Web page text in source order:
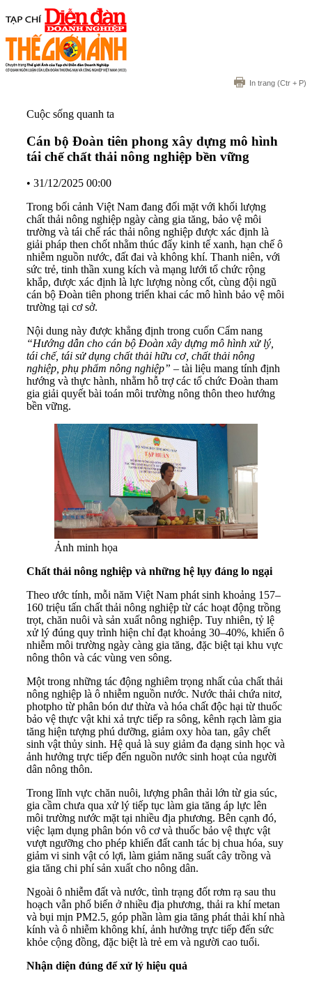
In trang (Ctr + P)
Cuộc sống quanh ta
Cán bộ Đoàn tiên phong xây dựng mô hình
tái chế chất thải nông nghiệp bền vững
• 31/12/2025 00:00
Trong bối cảnh Việt Nam đang đối mặt với khối lượng
chất thải nông nghiệp ngày càng gia tăng, bảo vệ môi
trường và tái chế rác thải nông nghiệp được xác định là
giải pháp then chốt nhằm thúc đẩy kinh tế xanh, hạn chế ô
nhiễm nguồn nước, đất đai và không khí. Thanh niên, với
sức trẻ, tinh thần xung kích và mạng lưới tổ chức rộng
khắp, được xác định là lực lượng nòng cốt, cùng đội ngũ
cán bộ Đoàn tiên phong triển khai các mô hình bảo vệ môi
trường tại cơ sở.
Nội dung này được khẳng định trong cuốn Cẩm nang
“Hướng dẫn cho cán bộ Đoàn xây dựng mô hình xử lý,
tái chế, tái sử dụng chất thải hữu cơ, chất thải nông
nghiệp, phụ phẩm nông nghiệp” – tài liệu mang tính định
hướng và thực hành, nhằm hỗ trợ các tổ chức Đoàn tham
gia giải quyết bài toán môi trường nông thôn theo hướng
bền vững.
Ảnh minh họa
Chất thải nông nghiệp và những hệ lụy đáng lo ngại
Theo ước tính, mỗi năm Việt Nam phát sinh khoảng 157–
160 triệu tấn chất thải nông nghiệp từ các hoạt động trồng
trọt, chăn nuôi và sản xuất nông nghiệp. Tuy nhiên, tỷ lệ
xử lý đúng quy trình hiện chỉ đạt khoảng 30–40%, khiến ô
nhiễm môi trường ngày càng gia tăng, đặc biệt tại khu vực
nông thôn và các vùng ven sông.
Một trong những tác động nghiêm trọng nhất của chất thải
nông nghiệp là ô nhiễm nguồn nước. Nước thải chứa nitơ,
photpho từ phân bón dư thừa và hóa chất độc hại từ thuốc
bảo vệ thực vật khi xả trực tiếp ra sông, kênh rạch làm gia
tăng hiện tượng phú dưỡng, giảm oxy hòa tan, gây chết
sinh vật thủy sinh. Hệ quả là suy giảm đa dạng sinh học và
ảnh hưởng trực tiếp đến nguồn nước sinh hoạt của người
dân nông thôn.
Trong lĩnh vực chăn nuôi, lượng phân thải lớn từ gia súc,
gia cầm chưa qua xử lý tiếp tục làm gia tăng áp lực lên
môi trường nước mặt tại nhiều địa phương. Bên cạnh đó,
việc lạm dụng phân bón vô cơ và thuốc bảo vệ thực vật
vượt ngưỡng cho phép khiến đất canh tác bị chua hóa, suy
giảm vi sinh vật có lợi, làm giảm năng suất cây trồng và
gia tăng chi phí sản xuất cho nông dân.
Ngoài ô nhiễm đất và nước, tình trạng đốt rơm rạ sau thu
hoạch vẫn phổ biến ở nhiều địa phương, thải ra khí metan
và bụi mịn PM2.5, góp phần làm gia tăng phát thải khí nhà
kính và ô nhiễm không khí, ảnh hưởng trực tiếp đến sức
khỏe cộng đồng, đặc biệt là trẻ em và người cao tuổi.
Nhận diện đúng để xử lý hiệu quả